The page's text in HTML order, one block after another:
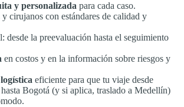
y personalizada para cada caso.
cirujanos con estándares de calidad y
desde la preevaluación hasta el seguimiento
en costos y en la información sobre riesgos y
eficiente para que tu viaje desde
Bogotá (y si aplica, traslado a Medellín)